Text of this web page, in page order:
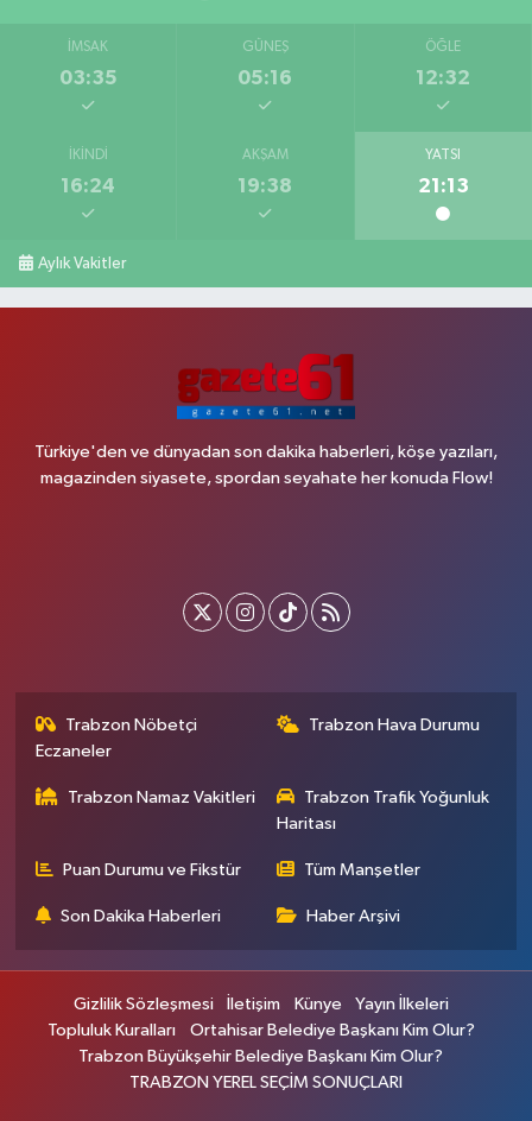
İMSAK
03:35
GÜNEŞ
05:16
ÖĞLE
12:32
İKINDI
16:24
AKŞAM
19:38
YATSI
21:13
Aylık Vakitler
Türkiye'den ve dünyadan son dakika haberleri, köşe yazıları,
magazinden siyasete, spordan seyahate her konuda Flow!
Trabzon Nöbetçi
Eczaneler
Trabzon Hava Durumu
Trabzon Namaz Vakitleri
Trabzon Trafik Yoğunluk
Haritası
Puan Durumu ve Fikstür Tüm Manşetler
Son Dakika Haberleri Haber Arşivi
Gizlilik Sözleşmesi İletişim Künye
Yayın İlkeleri
Topluluk Kuralları
Ortahisar Belediye Başkanı Kim Olur?
Trabzon Büyükşehir Belediye Başkanı Kim Olur?
TRABZON YEREL SEÇİM SONUÇLARI